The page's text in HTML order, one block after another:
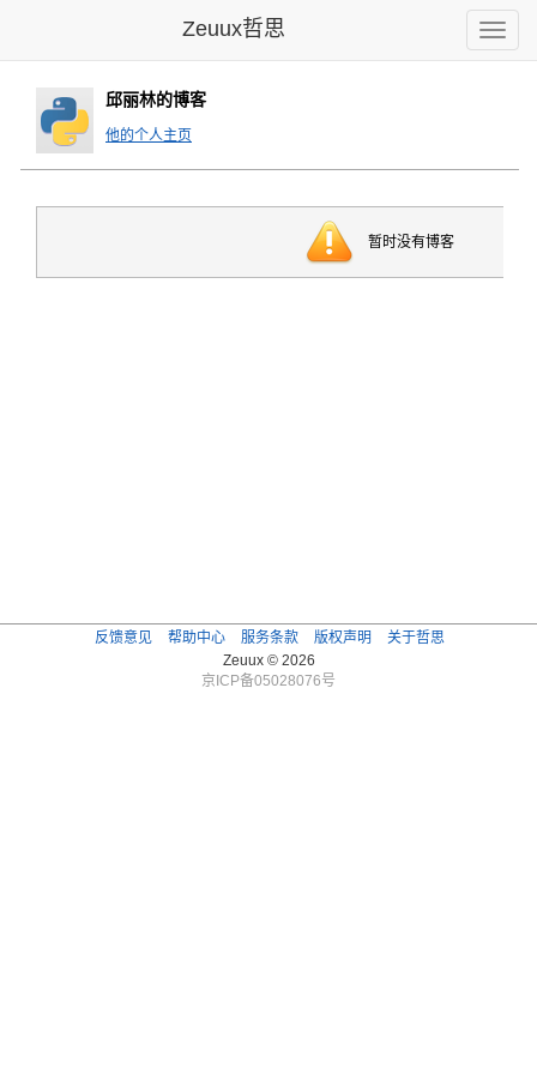
Toggle
Zeuux哲思
邱丽林的博客
他的个人主页
暂时没有博客
反馈意见 帮助中心 服务条款 版权声明
关于哲思
Zeuux © 2026
京ICP备05028076号